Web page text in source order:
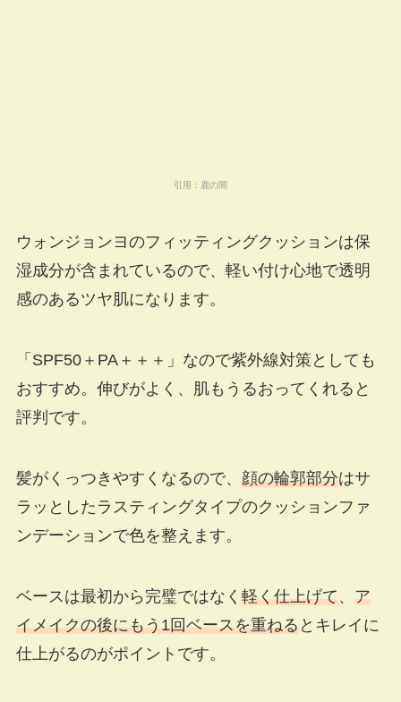
引用： 鹿の間
ウォンジョンヨのフィッティングクッションは保
湿成分が含まれているので、軽い付け心地で透明
感のあるツヤ肌になります。
「SPF50＋PA＋＋＋」なので紫外線対策としても
おすすめ。伸びがよく、肌もうるおってくれると
評判です。
髪がくっつきやすくなるので、 顔の輪郭部分はサ
ラッとしたラスティングタイプのクッションファ
ンデーションで色を整えます。
ベースは最初から完璧ではなく 軽く仕上げて、 ア
イメイクの後にもう1回ベースを重ねるとキレイに
仕上がるのがポイントです。